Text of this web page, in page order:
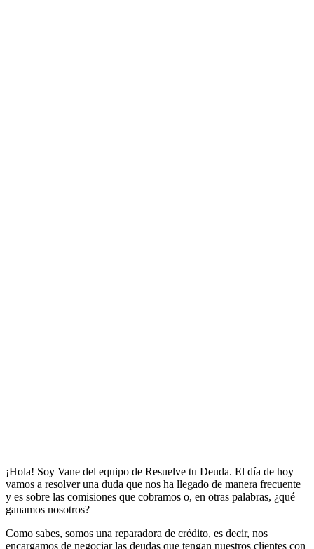
¡Hola! Soy Vane del equipo de Resuelve tu Deuda. El día de hoy
vamos a resolver una duda que nos ha llegado de manera frecuente
y es sobre las comisiones que cobramos o, en otras palabras, ¿qué
ganamos nosotros?
Como sabes, somos una reparadora de crédito, es decir, nos
encargamos de negociar las deudas que tengan nuestros clientes con